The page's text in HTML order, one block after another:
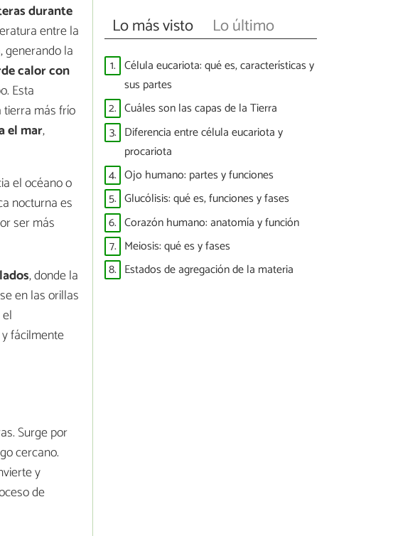
durante
entre la
generando la
calor con
Esta
tierra más frío
el mar,
el océano o
nocturna es
ser más
, donde la
en las orillas
fácilmente
Surge por
cercano.
y
de
Lo más visto Lo último
1. Célula eucariota: qué es, características y
sus partes
2. Cuáles son las capas de la Tierra
3. Diferencia entre célula eucariota y
procariota
4. Ojo humano: partes y funciones
5. Glucólisis: qué es, funciones y fases
6. Corazón humano: anatomía y función
7. Meiosis: qué es y fases
8. Estados de agregación de la materia